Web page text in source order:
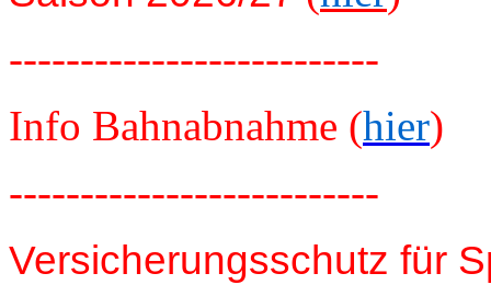
--------------------------
Info Bahnabnahme (hier)
--------------------------
Versicherungsschutz für